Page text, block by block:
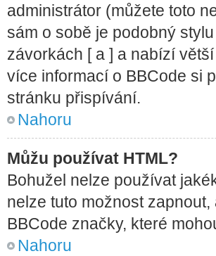
administrátor (můžete toto
sám o sobě je podobný
závorkách [ a ] a nabízí
více informací o BBCode si
stránku přispívání.
Nahoru
Můžu používat HTML?
Bohužel nelze používat
nelze tuto možnost
BBCode značky, které
Nahoru